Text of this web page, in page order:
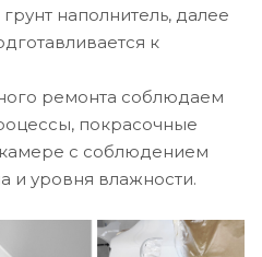
наполнитель, далее
к
ремонта соблюдаем
покрасочные
с соблюдением
и уровня влажности.